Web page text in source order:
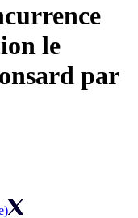
le
par